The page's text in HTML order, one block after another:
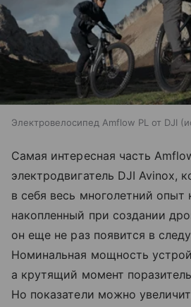
Электровелосипед Amflow PL от DJI
Самая интересная часть
электродвигатель DJI Avinox,
в себя весь многолетний опыт
накопленный при создании
он еще не раз появится в
Номинальная мощность
а крутящий момент
Но показатели можно